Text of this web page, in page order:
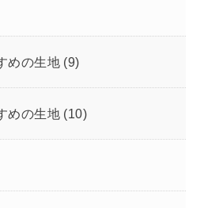
めの生地 (9)
めの生地 (10)